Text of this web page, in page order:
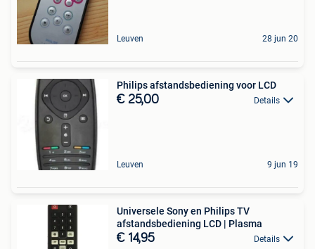
Leuven 28 jun 20
Philips afstandsbediening voor LCD
€ 25,00 Details
Leuven 9 jun 19
Universele Sony en Philips TV
afstandsbediening LCD | Plasma
€ 14,95 Details